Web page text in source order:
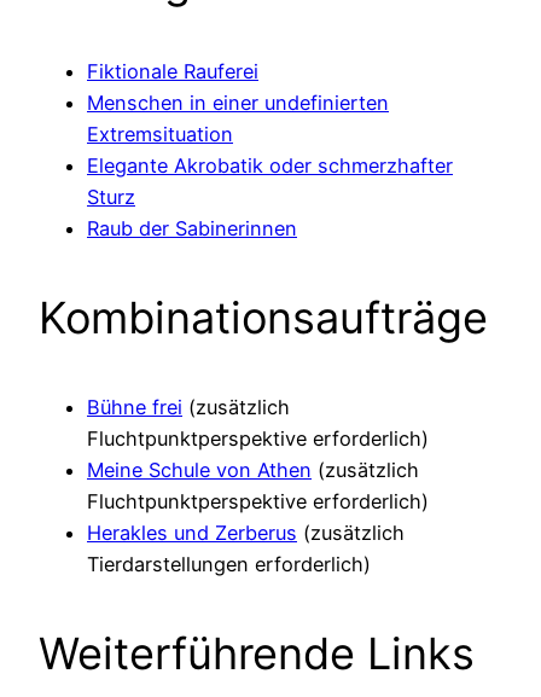
Fiktionale Rauferei
Menschen in einer undefinierten
Extremsituation
Elegante Akrobatik oder schmerzhafter
Sturz
Raub der Sabinerinnen
Kombinationsaufträge
Bühne frei (zusätzlich
Fluchtpunktperspektive erforderlich)
Meine Schule von Athen (zusätzlich
Fluchtpunktperspektive erforderlich)
Herakles und Zerberus (zusätzlich
Tierdarstellungen erforderlich)
Weiterführende Links